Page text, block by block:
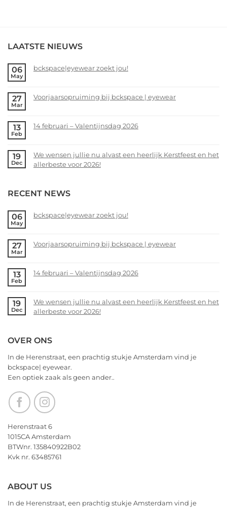
LAATSTE NIEUWS
06
May
bckspace|eyewear zoekt jou!
on
jou!
27
Mar
Voorjaarsopruiming bij bckspace | eyewear
on
bckspace
|
13
Feb
14 februari – Valentijnsdag 2026
on
14
Valentijnsdag
19
Dec
We wensen jullie nu alvast een heerlijk Kerstfeest en het
allerbeste voor 2026!
on
wensen
alvast
Kerstfeest
allerbeste
voor
RECENT NEWS
06
May
bckspace|eyewear zoekt jou!
on
jou!
27
Mar
Voorjaarsopruiming bij bckspace | eyewear
on
bckspace
|
13
Feb
14 februari – Valentijnsdag 2026
on
14
Valentijnsdag
19
Dec
We wensen jullie nu alvast een heerlijk Kerstfeest en het
allerbeste voor 2026!
on
wensen
jullie
nu
alvast
een
heerlijk
en
het
allerbeste
voor
OVER ONS
In de Herenstraat, een prachtig stukje Amsterdam vind je
bckspace| eyewear.
Een optiek zaak als geen ander..
Herenstraat 6
1015CA Amsterdam
BTWnr. 135840922B02
Kvk nr. 63485761
ABOUT US
In de Herenstraat, een prachtig stukje Amsterdam vind je